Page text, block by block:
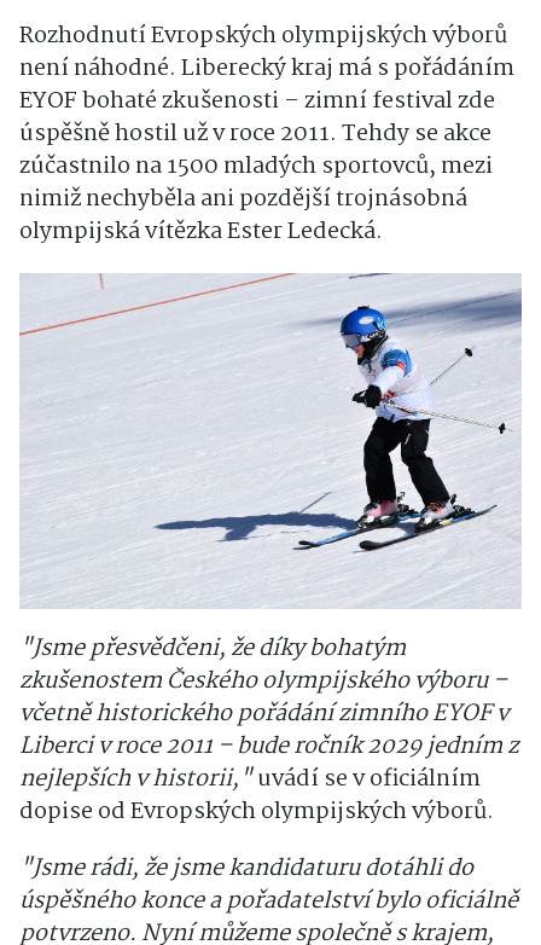
Rozhodnutí Evropských olympijských výborů
není náhodné. Liberecký kraj má s pořádáním
EYOF bohaté zkušenosti – zimní festival zde
úspěšně hostil už v roce 2011. Tehdy se akce
zúčastnilo na 1500 mladých sportovců, mezi
nimiž nechyběla ani pozdější trojnásobná
olympijská vítězka Ester Ledecká.
"Jsme přesvědčeni, že díky bohatým
zkušenostem Českého olympijského výboru –
včetně historického pořádání zimního EYOF v
Liberci v roce 2011 – bude ročník 2029 jedním z
nejlepších v historii,"uvádí se v oficiálním
dopise od Evropských olympijských výborů.
"Jsme rádi, že jsme kandidaturu dotáhli do
úspěšného konce a pořadatelství bylo oficiálně
potvrzeno. Nyní můžeme společně s krajem,